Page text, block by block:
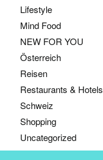
Lifestyle
Mind Food
NEW FOR YOU
Österreich
Reisen
Restaurants & Hotels
Schweiz
Shopping
Uncategorized